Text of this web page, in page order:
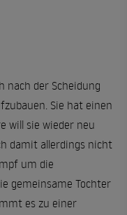
nach der Scheidung
Sie hat einen
will sie wieder neu
damit allerdings nicht
um die
gemeinsame Tochter
es zu einer